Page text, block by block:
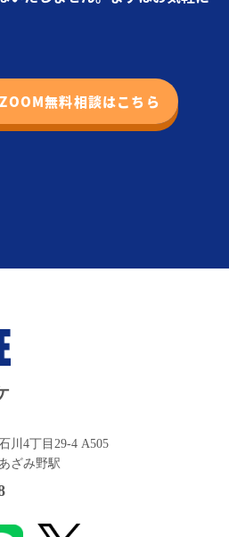
無料相談はこちら
川4丁目29-4 A505
ざみ野駅